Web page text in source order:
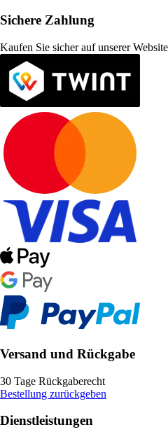
Sichere Zahlung
Kaufen Sie sicher auf unserer
Versand und Rückgabe
30 Tage Rückgaberecht
Bestellung zurückgeben
Dienstleistungen